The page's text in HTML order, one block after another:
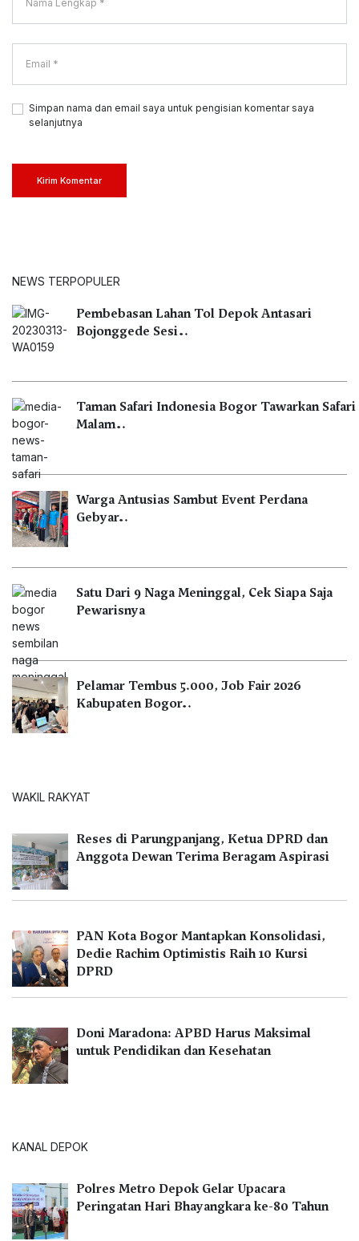
Simpan nama dan email saya untuk pengisian komentar saya
selanjutnya
Kirim Komentar
NEWS TERPOPULER
Pembebasan Lahan Tol Depok Antasari
Bojonggede Sesi…
Taman Safari Indonesia Bogor Tawarkan Safari
Malam…
Warga Antusias Sambut Event Perdana
Gebyar…
Satu Dari 9 Naga Meninggal, Cek Siapa Saja
Pewarisnya
Pelamar Tembus 5.000, Job Fair 2026
Kabupaten Bogor…
WAKIL RAKYAT
Reses di Parungpanjang, Ketua DPRD dan
Anggota Dewan Terima Beragam Aspirasi
PAN Kota Bogor Mantapkan Konsolidasi,
Dedie Rachim Optimistis Raih 10 Kursi
DPRD
Doni Maradona: APBD Harus Maksimal
untuk Pendidikan dan Kesehatan
KANAL DEPOK
Polres Metro Depok Gelar Upacara
Peringatan Hari Bhayangkara ke-80 Tahun